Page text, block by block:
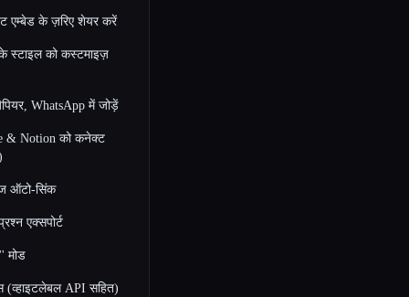
एम्बेड के ज़रिए शेयर करें
स्टाइल को कस्टमाइज़
WhatsApp में जोड़ें
& Notion को कनेक्ट
ऑटो-सिंक
एक्सपोर्ट
मोड
(व्हाइटलेबल API सहित)